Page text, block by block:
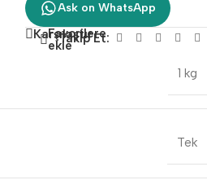
Ask on WhatsApp
Karşılaştır
Favorilere
ekleTakip Et:
1 kg
Tek